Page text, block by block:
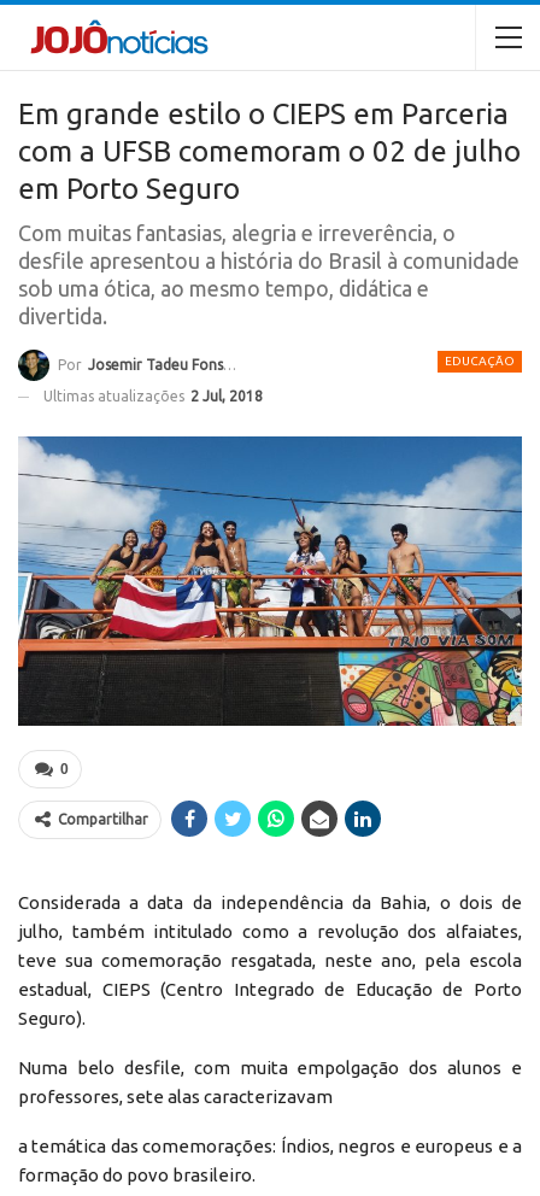
Em grande estilo o CIEPS em Parceria
com a UFSB comemoram o 02 de julho
em Porto Seguro
Com muitas fantasias, alegria e irreverência, o
desfile apresentou a história do Brasil à comunidade
sob uma ótica, ao mesmo tempo, didática e
divertida.
EDUCAÇÃO
Por Josemir Tadeu Fonseca
Ultimas atualizações 2 Jul, 2018
0
Compartilhar
Considerada a data da independência da Bahia, o dois de
julho, também intitulado como a revolução dos alfaiates,
teve sua comemoração resgatada, neste ano, pela escola
estadual, CIEPS (Centro Integrado de Educação de Porto
Seguro).
Numa belo desfile, com muita empolgação dos alunos e
professores, sete alas caracterizavam
a temática das comemorações: Índios, negros e europeus e a
formação do povo brasileiro.